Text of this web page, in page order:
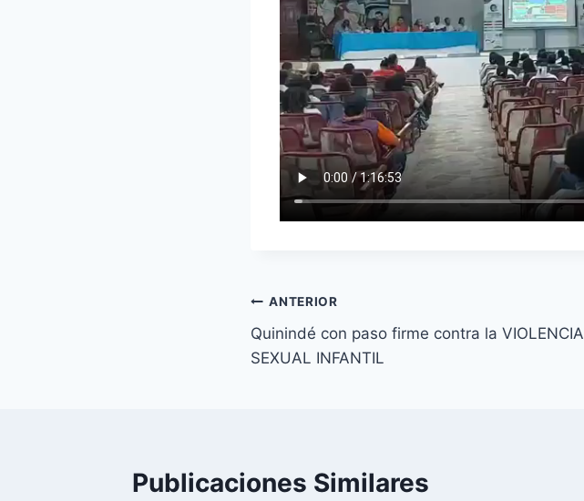
Navegación
de
ANTERIOR
Quinindé con paso firme contra la VIOLENCIA
SEXUAL INFANTIL
Publicaciones Similares